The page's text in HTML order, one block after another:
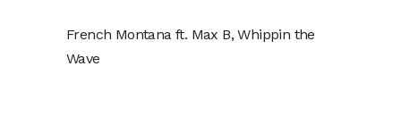
French Montana ft. Max B, Whippin the
Wave